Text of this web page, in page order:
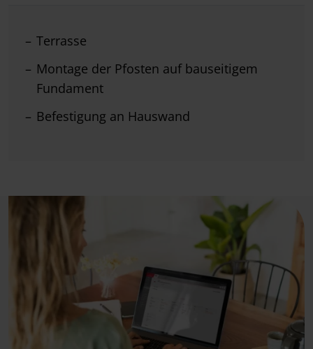
Terrasse
Montage der Pfosten auf bauseitigem
Fundament
Befestigung an Hauswand